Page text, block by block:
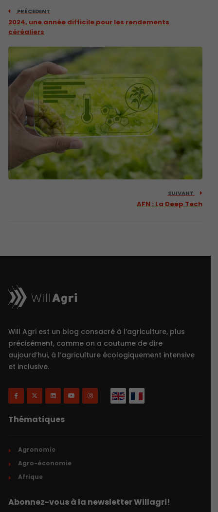
PRÉCEDENT
2024, une année difficile pour les rendements
céréaliers
SUIVANT
AFN : La Deep Tech
Will Agri est un blog consacré à l’agriculture, plus
précisément, comme on a coutume de dire
aujourd’hui, à l’agriculture écologiquement intensive
et inclusive.
Thématiques
Agronomie
Agro-économie
Afrique
Abonnez-vous à la newsletter Willagri!